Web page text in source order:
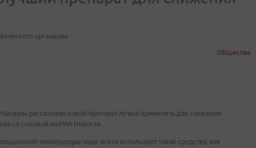
организма
Общество
рассказали, какой препарат лучше применять для снижения
со ссылкой на РИА Новости.
температуры чаще всего используют такие средства, как